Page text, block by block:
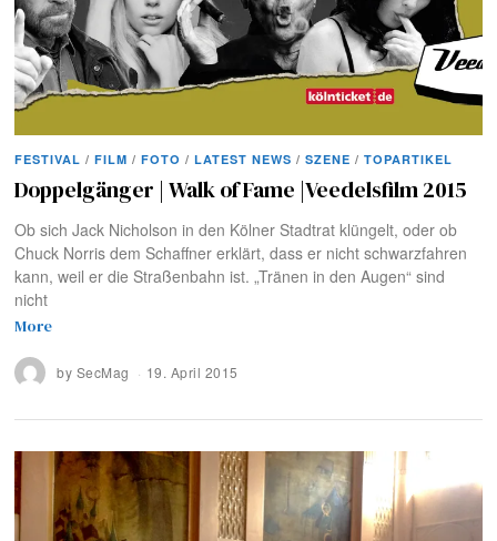
FESTIVAL / FILM / FOTO / LATEST NEWS / SZENE / TOPARTIKEL
Doppelgänger | Walk of Fame |Veedelsfilm 2015
Ob sich Jack Nicholson in den Kölner Stadtrat klüngelt, oder ob
Chuck Norris dem Schaffner erklärt, dass er nicht schwarzfahren
kann, weil er die Straßenbahn ist. „Tränen in den Augen“ sind
nicht
More
by SecMag 19. April 2015